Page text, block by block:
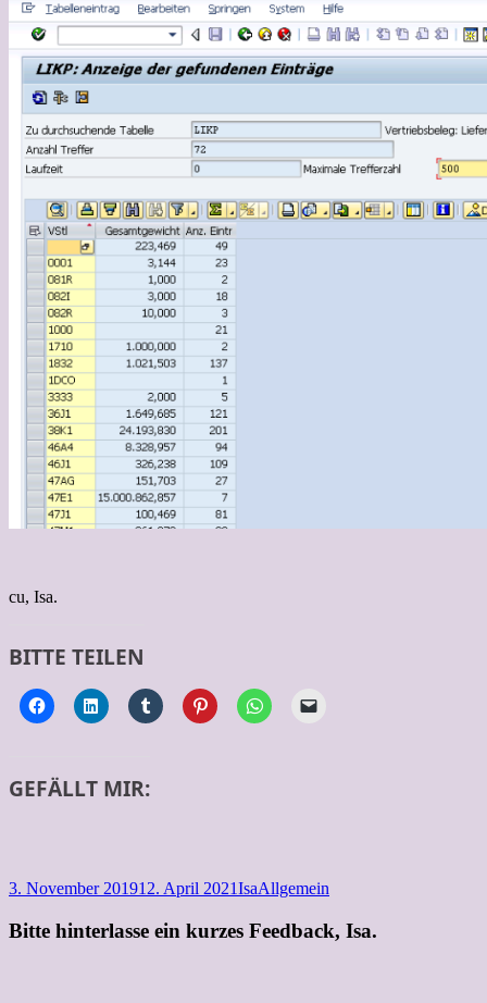
cu, Isa.
BITTE TEILEN
GEFÄLLT MIR:
Veröffentlicht
3. November 201912. April 2021Autor
IsaKategorien
Allgemein
Bitte hinterlasse ein kurzes Feedback, Isa.